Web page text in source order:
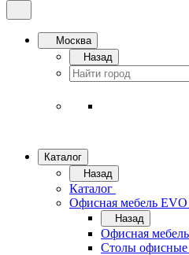
Москва
Назад
Каталог
Назад
Каталог
Офисная мебель
Назад
Офисная
Cтолы офисные